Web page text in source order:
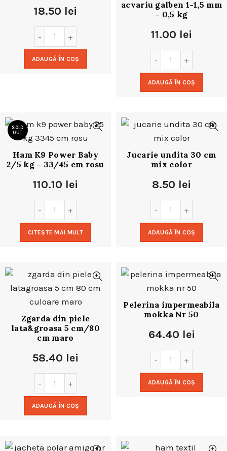
18.50 lei
ADAUGĂ ÎN COȘ
acvariu galben 1-1,5 mm
– 0,5 kg
11.00 lei
ADAUGĂ ÎN COȘ
SOLD
OUT
Ham K9 Power Baby
2/5 kg – 33/45 cm rosu
110.10 lei
CITEȘTE MAI MULT
Jucarie undita 30 cm
mix color
8.50 lei
ADAUGĂ ÎN COȘ
Zgarda din piele
lata&groasa 5 cm/80
cm maro
58.40 lei
ADAUGĂ ÎN COȘ
Pelerina impermeabila
mokka Nr 50
64.40 lei
ADAUGĂ ÎN COȘ